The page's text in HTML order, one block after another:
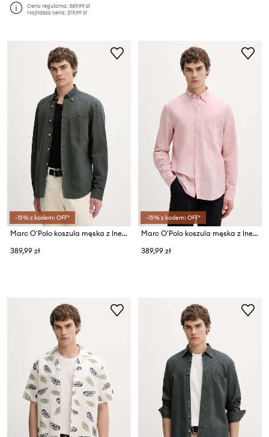
Cena regularna:389,99 zł
Najniższa cena:219,99 zł
-15% z kodem: OFF*
Marc O'Polo koszula męska z lnem
389,99 zł
-15% z kodem: OFF*
Marc O'Polo koszula męska z lnem
389,99 zł